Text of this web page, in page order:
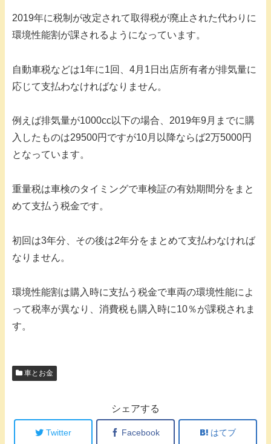
2019年に税制が改定されて取得税が廃止された代わりに
環境性能割が課されるようになっています。
自動車税などは1年に1回、4月1日出店所有者が排気量に
応じて支払わなければなりません。
例えば排気量が1000cc以下の場合、2019年9月までに購
入したものは29500円ですが10月以降ならば2万5000円
となっています。
重量税は車検のタイミングで車検証の有効期間分をまと
めて支払う税金です。
初回は3年分、その後は2年分をまとめて支払わなければ
なりません。
環境性能割は購入時に支払う税金で車両の環境性能によ
って税率が異なり、消費税も購入時に10％が課税されま
す。
車とお金
シェアする
Twitter Facebook はてブ